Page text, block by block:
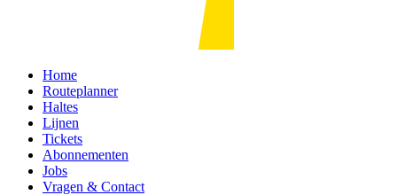
Home
Routeplanner
Haltes
Lijnen
Tickets
Abonnementen
Jobs
Vragen & Contact